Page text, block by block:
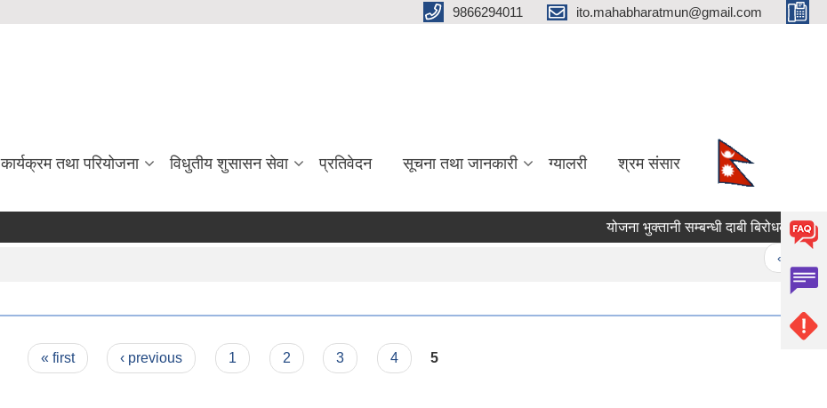
9866294011 ito.mahabharatmun@gmail.com
कार्यक्रम तथा परियोजना विधुतीय शुसासन सेवा प्रतिवेदन सूचना तथा जानकारी ग्यालरी श्रम संसार
योजना भुक्तानी सम्बन्धी दाबी बिरोधको सूचना।
« first
« first ‹ previous 1 2 3 4 5